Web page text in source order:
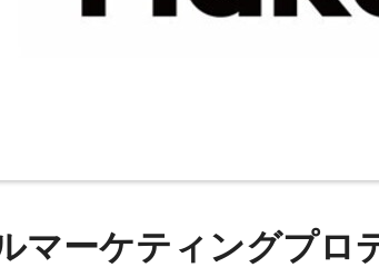
マーケティングプロ